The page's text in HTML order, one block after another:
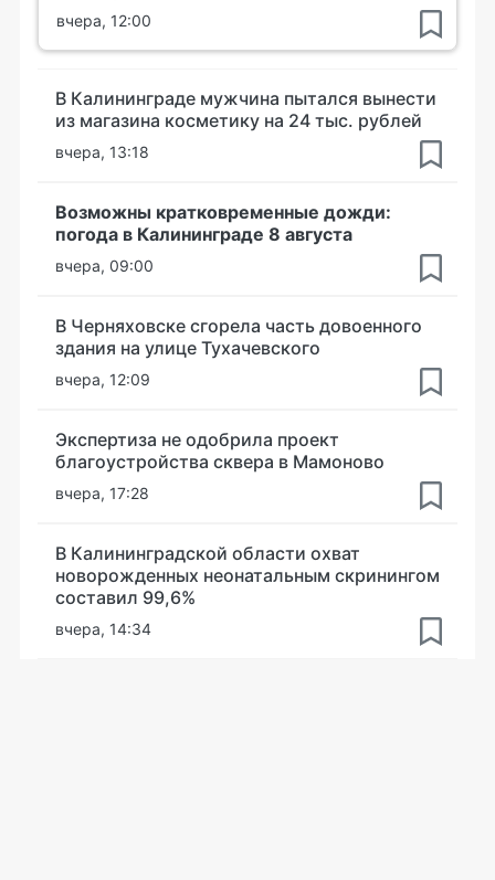
вчера, 12:00
В Калининграде мужчина пытался вынести
из магазина косметику на 24 тыс. рублей
вчера, 13:18
Возможны кратковременные дожди:
погода в Калининграде 8 августа
вчера, 09:00
В Черняховске сгорела часть довоенного
здания на улице Тухачевского
вчера, 12:09
Экспертиза не одобрила проект
благоустройства сквера в Мамоново
вчера, 17:28
В Калининградской области охват
новорожденных неонатальным скринингом
составил 99,6%
вчера, 14:34